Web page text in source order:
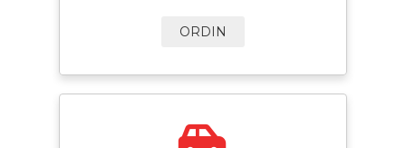
ORDIN